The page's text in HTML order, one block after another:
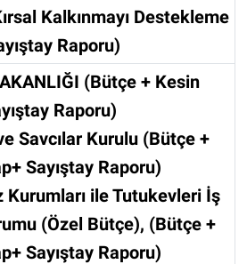
Kalkınmayı Destekleme
Raporu)
(Bütçe + Kesin
Raporu)
Savcılar Kurulu (Bütçe +
Sayıştay Raporu)
Kurumları ile Tutukevleri İş
(Özel Bütçe), (Bütçe +
Sayıştay Raporu)